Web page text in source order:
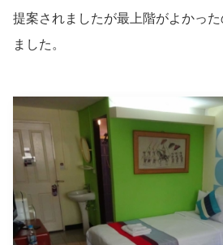
提案されましたが最上階がよかっ
ました。